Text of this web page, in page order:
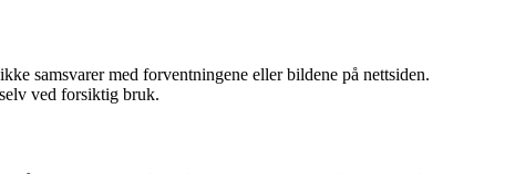
samsvarer med forventningene eller bildene på nettsiden.
ved forsiktig bruk.